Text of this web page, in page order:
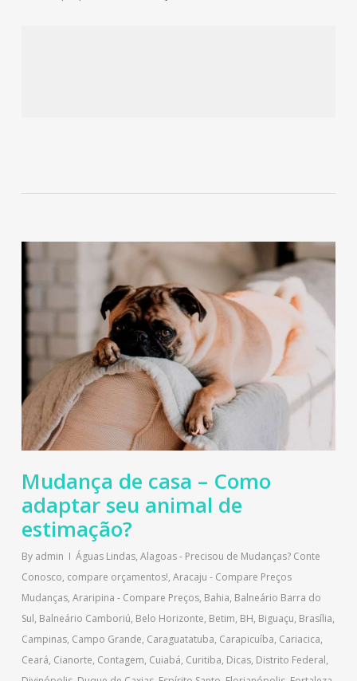
Mudança de casa – Como
adaptar seu animal de
estimação?
By admin Águas Lindas, Alagoas - Precisou de Mudanças? Conte
Conosco, compare orçamentos!, Aracaju - Compare Preços
Mudanças, Araripina - Compare Preços, Bahia, Balneário Barra do
Sul, Balneário Camboriú, Belo Horizonte, Betim, BH, Biguaçu, Brasília,
Campinas, Campo Grande, Caraguatatuba, Carapicuíba, Cariacica,
Ceará, Cianorte, Contagem, Cuiabá, Curitiba, Dicas, Distrito Federal,